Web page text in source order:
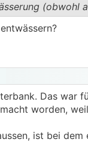
(obwohl
Das war
worden,
ist bei dem